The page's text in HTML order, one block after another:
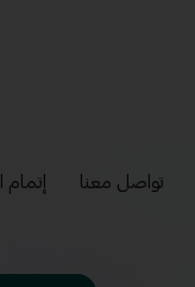
تواصل معنا